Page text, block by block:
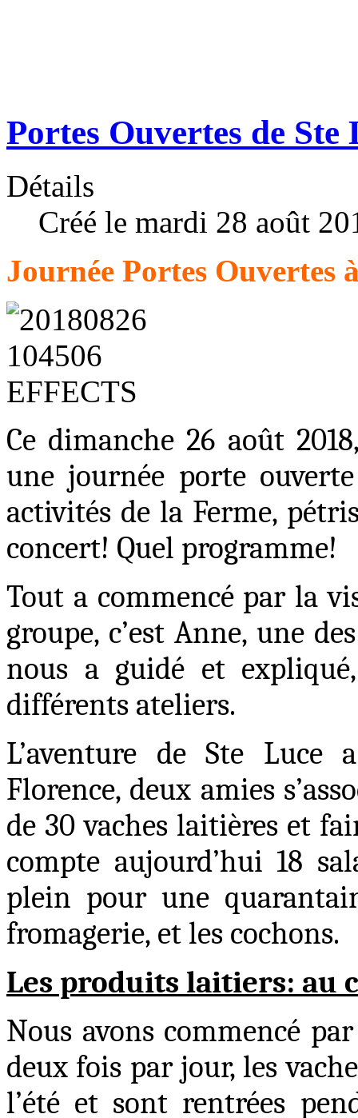
Portes Ouvertes de Ste
Détails
Créé le mardi 28 août
Journée Portes Ouvertes
Ce dimanche 26 août
une journée porte
activités de la Ferme,
concert! Quel programme!
Tout a commencé par la
groupe, c’est Anne, une
nous a guidé et
différents ateliers.
L’aventure de Ste Luce
Florence, deux amies
de 30 vaches laitières et
compte aujourd’hui 18
plein pour une
fromagerie, et les cochons.
Les produits laitiers: au
Nous avons commencé
deux fois par jour, les
l’été et sont rentrées